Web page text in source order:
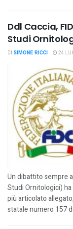
Ddl Caccia,
Studi
DI SIMONE RICCI 24
Un dibattito sempre
Studi Ornitologici)
più articolato
statale numero 157